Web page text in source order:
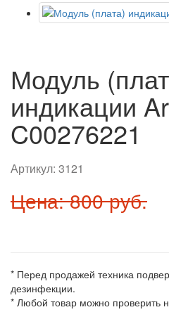
Модуль
индикации
C00276221
Артикул: 3121
Цена: 800 руб.
* Перед продажей техника
дезинфекции.
* Любой товар можно проверить